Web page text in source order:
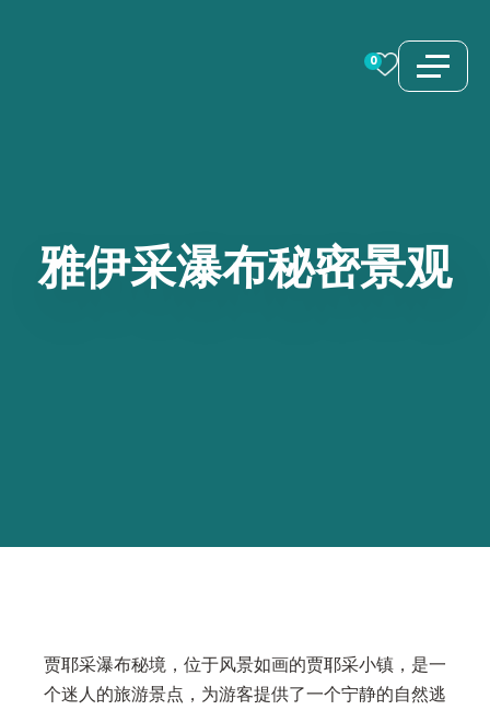
0
雅伊采瀑布秘密景观
贾耶采瀑布秘境，位于风景如画的贾耶采小镇，是一
个迷人的旅游景点，为游客提供了一个宁静的自然逃